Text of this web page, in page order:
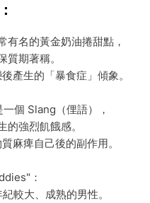
名的黃金奶油捲甜點，
質期著稱。
產生的「暴食症」傾象。
個 Slang（俚語），
強烈飢餓感。
麻痺自己後的副作用。
：
較大、成熟的男性。